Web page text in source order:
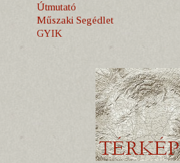
Útmutató
Műszaki Segédlet
GYIK